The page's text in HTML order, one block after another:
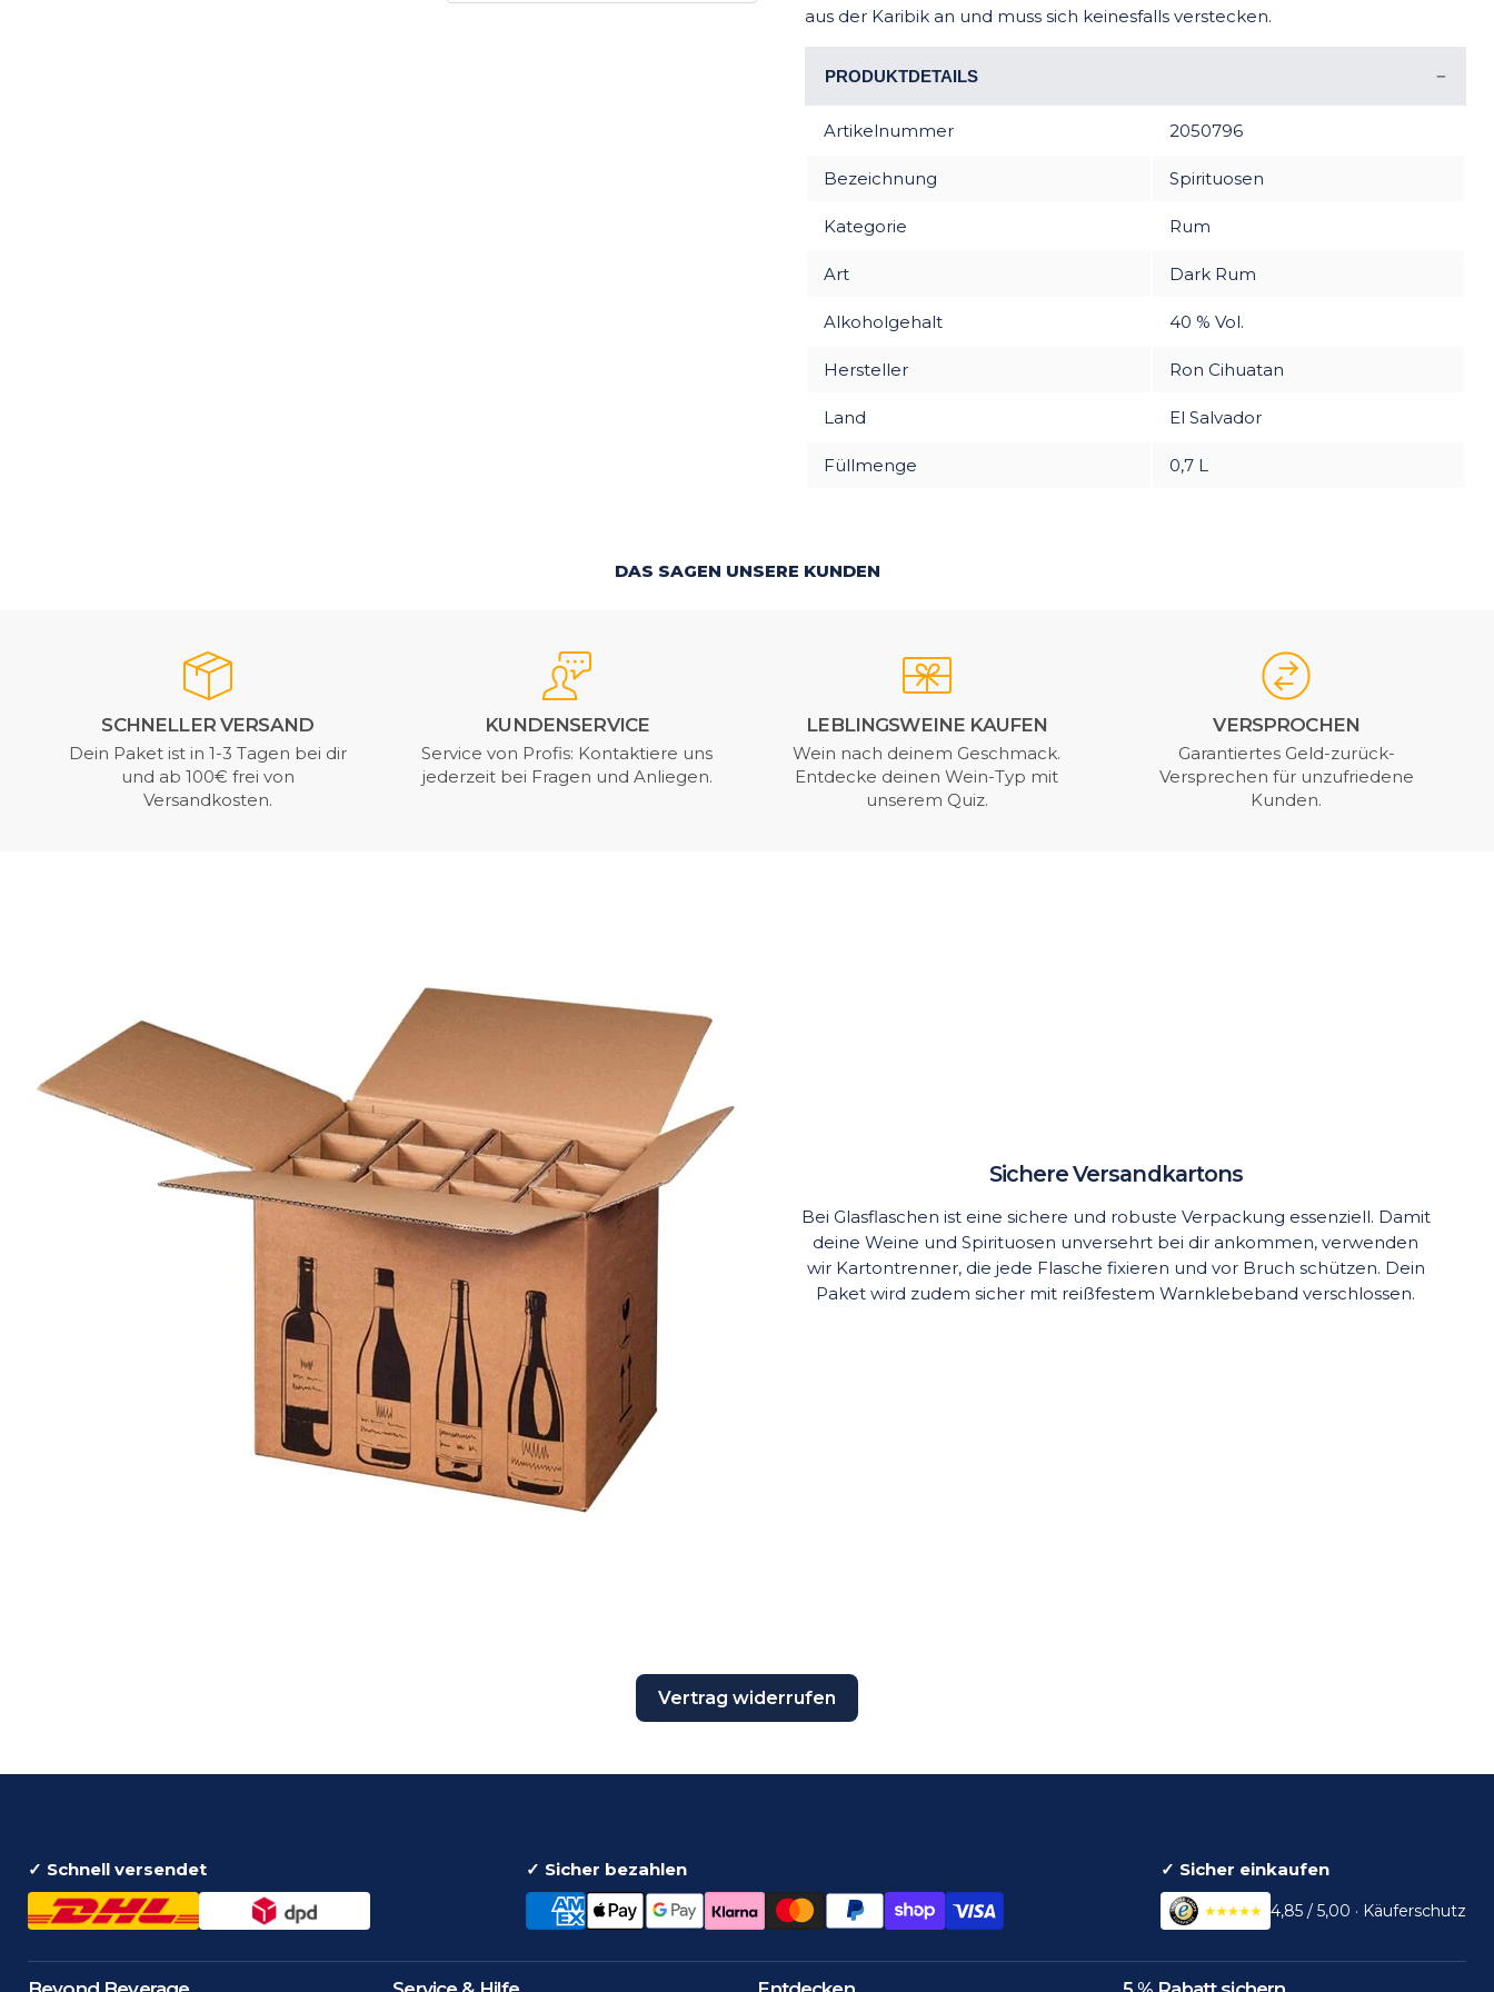
aus der Karibik an und muss sich keinesfalls verstecken.
PRODUKTDETAILS
Artikelnummer 2050796
Bezeichnung Spirituosen
Kategorie Rum
Art Dark Rum
Alkoholgehalt 40 % Vol.
Hersteller Ron Cihuatan
Land El Salvador
Füllmenge 0,7 L
DAS SAGEN UNSERE KUNDEN
SCHNELLER VERSAND
Dein Paket ist in 1-3 Tagen bei dir
und ab 100€ frei von
Versandkosten.
KUNDENSERVICE
Service von Profis: Kontaktiere uns
jederzeit bei Fragen und Anliegen.
LEBLINGSWEINE KAUFEN
Wein nach deinem Geschmack.
Entdecke deinen Wein-Typ mit
unserem Quiz.
VERSPROCHEN
Garantiertes Geld-zurück-
Versprechen für unzufriedene
Kunden.
Sichere Versandkartons
Bei Glasflaschen ist eine sichere und robuste Verpackung essenziell. Damit
deine Weine und Spirituosen unversehrt bei dir ankommen, verwenden
wir Kartontrenner, die jede Flasche fixieren und vor Bruch schützen. Dein
Paket wird zudem sicher mit reißfestem Warnklebeband verschlossen.
Vertrag widerrufen
✓ Schnell versendet ✓ Sicher bezahlen ✓ Sicher einkaufen
4,85 / 5,00 · Käuferschutz